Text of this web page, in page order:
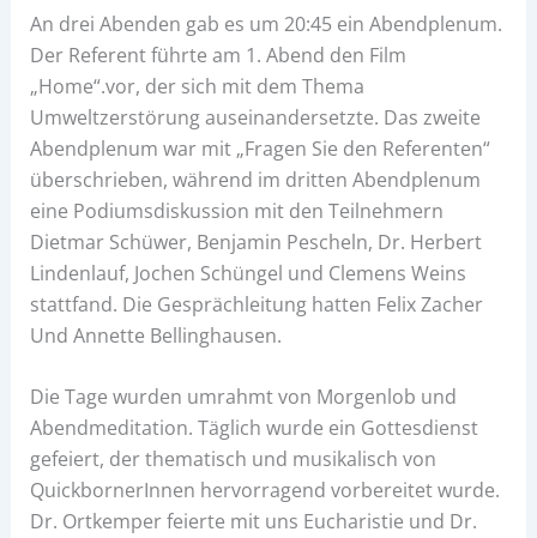
An drei Abenden gab es um 20:45 ein Abendplenum.
Der Referent führte am 1. Abend den Film
„Home“.vor, der sich mit dem Thema
Umweltzerstörung auseinandersetzte. Das zweite
Abendplenum war mit „Fragen Sie den Referenten“
überschrieben, während im dritten Abendplenum
eine Podiumsdiskussion mit den Teilnehmern
Dietmar Schüwer, Benjamin Pescheln, Dr. Herbert
Lindenlauf, Jochen Schüngel und Clemens Weins
stattfand. Die Gesprächleitung hatten Felix Zacher
Und Annette Bellinghausen.
Die Tage wurden umrahmt von Morgenlob und
Abendmeditation. Täglich wurde ein Gottesdienst
gefeiert, der thematisch und musikalisch von
QuickbornerInnen hervorragend vorbereitet wurde.
Dr. Ortkemper feierte mit uns Eucharistie und Dr.